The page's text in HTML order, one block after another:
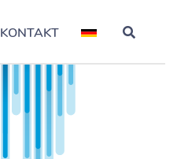
KONTAKT